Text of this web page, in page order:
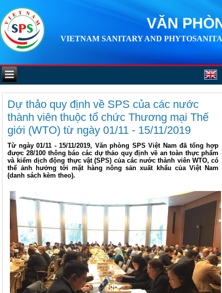
VĂN
VIETNAM SANITARY AND
Dự thảo quy định về SPS của các nước
thành viên thuộc tổ chức Thương mại Thế
giới (WTO) từ ngày 01/11 - 15/11/2019
Từ ngày 01/11 - 15/11/2019, Văn phòng SPS Việt Nam đã tổng hợp
được 28/100 thông báo các dự thảo quy định về an toàn thực phẩm
và kiểm dịch động thực vật (SPS) của các nước thành viên WTO, có
thể ảnh hưởng tới mặt hàng nông sản xuất khẩu của Việt Nam
(danh sách kèm theo).